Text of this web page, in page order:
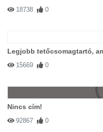
18738 0
Legjobb tetőcsomagtartó,
15669 0
Nincs cím!
92867 0